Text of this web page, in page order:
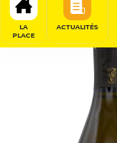
LA
PLACE
ACTUALITÉS